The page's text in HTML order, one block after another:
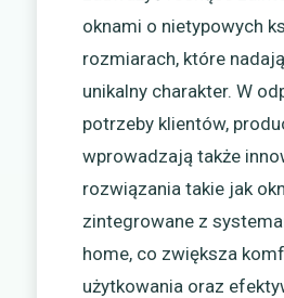
oknami o nietypowych
rozmiarach, które
unikalny charakter. W
potrzeby klientów,
wprowadzają także
rozwiązania takie jak
zintegrowane z
home, co zwiększa
użytkowania oraz